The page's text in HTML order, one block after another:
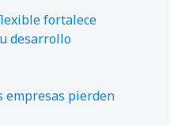
fortalece
desarrollo
empresas pierden